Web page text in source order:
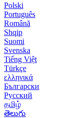
Polski
Português
Română
Shqip
Suomi
Svenska
Tiếng Việt
Türkçe
ελληνικά
Български
Русский
தமிழ்
తెలుగు